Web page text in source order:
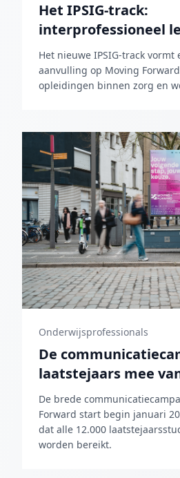
Het IPSIG-track:
interprofessioneel
Het nieuwe IPSIG-track
aanvulling op Moving
opleidingen binnen zorg en
Onderwijsprofessionals
De
laatstejaars mee
De brede
Forward start begin januari
dat alle 12.000
worden bereikt.